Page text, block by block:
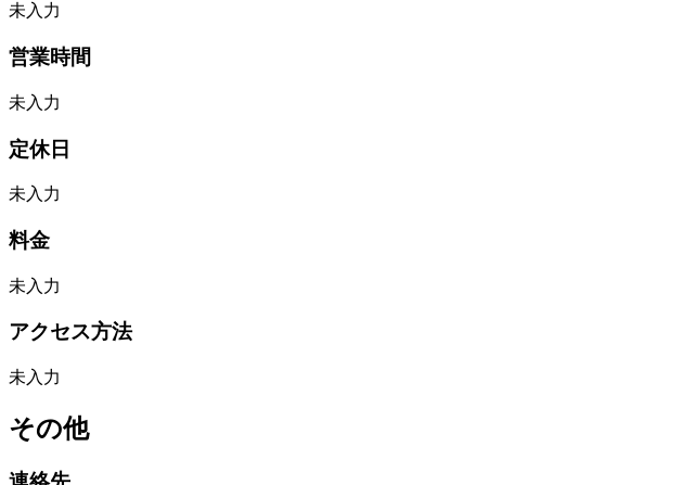
未入力
営業時間
未入力
定休日
未入力
料金
未入力
アクセス方法
未入力
その他